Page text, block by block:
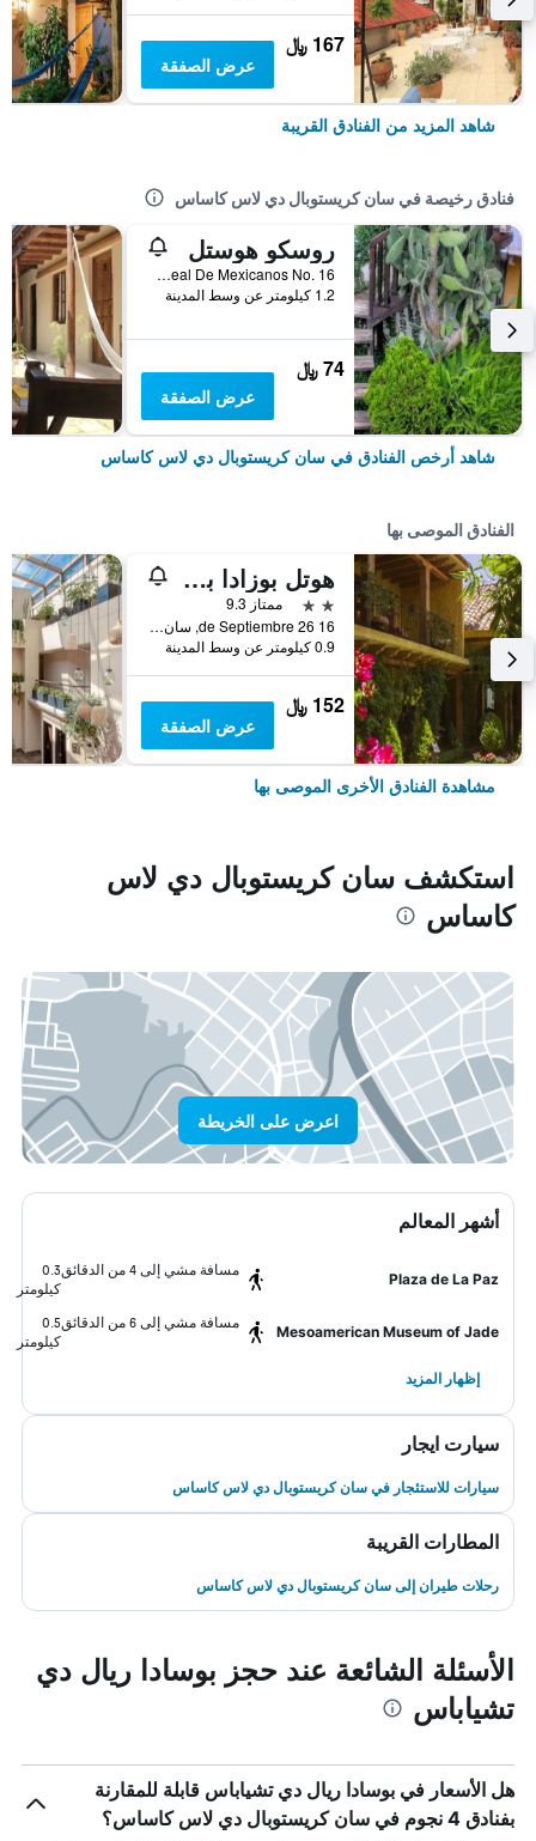
167 ﷼
عرض الصفقة
شاهد المزيد من الفنادق القريبة
فنادق رخيصة في سان كريستوبال دي لاس كاساس
روسكو هوستل
Calle Real De Mexicanos No. 16, سان كريستوبال دي لاس كاساس, ولاية تشياباس, المكسيك
1.2 كيلومتر عن وسط المدينة
74 ﷼
عرض الصفقة
شاهد أرخص الفنادق في سان كريستوبال دي لاس كاساس
الفنادق الموصى بها
هوتل بوزادا بريمافيرا
2 نجمتين
ممتاز 9.3
16 de Septiembre 26, سان كريستوبال دي لاس كاساس, ولاية تشياباس, المكسيك
0.9 كيلومتر عن وسط المدينة
152 ﷼
عرض الصفقة
مشاهدة الفنادق الأخرى الموصى بها
استكشف سان كريستوبال دي لاس
كاساس
اعرض على الخريطة
أشهر المعالم
Plaza de La Paz
مسافة مشي إلى 4 من الدقائق
0.3
كيلومتر
Mesoamerican Museum of Jade
مسافة مشي إلى 6 من الدقائق
0.5
كيلومتر
إظهار المزيد
سيارت ايجار
سيارات للاستئجار في سان كريستوبال دي لاس كاساس
المطارات القريبة
رحلات طيران إلى سان كريستوبال دي لاس كاساس
الأسئلة الشائعة عند حجز بوسادا ريال دي
تشياباس
هل الأسعار في بوسادا ريال دي تشياباس قابلة للمقارنة
بفنادق 4 نجوم في سان كريستوبال دي لاس كاساس؟